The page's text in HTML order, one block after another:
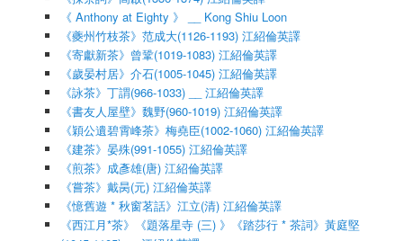
《 Anthony at Eighty 》 __ Kong Shiu Loon
《夔州竹枝茶》范成大(1126-1193) 江紹倫英譯
《寄獻新茶》曾鞏(1019-1083) 江紹倫英譯
《歲晏村居》介石(1005-1045) 江紹倫英譯
《詠茶》丁謂(966-1033) __ 江紹倫英譯
《書友人屋壁》魏野(960-1019) 江紹倫英譯
《穎公遺碧霄峰茶》梅堯臣(1002-1060) 江紹倫英譯
《建茶》晏殊(991-1055) 江紹倫英譯
《煎茶》成彥雄(唐) 江紹倫英譯
《嘗茶》戴昺(元) 江紹倫英譯
《憶舊遊 * 秋窗茗話》江立(清) 江紹倫英譯
《西江月*茶》《題落星寺 (三) 》《踏莎行 * 茶詞》黃庭堅